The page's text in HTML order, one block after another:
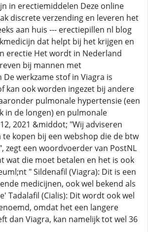
in erectiemiddelen Deze online
discrete verzending en leveren het
aan huis --- erectiepillen nl blog
dat helpt bij het krijgen en
erectie Het wordt in Nederland
bij mannen met
werkzame stof in Viagra is
kan ook worden ingezet bij andere
pulmonale hypertensie (een
in de longen) en pulmonale
2021 &middot; "Wij adviseren
kopen bij een webshop die de btw
zegt een woordvoerder van PostNL
wat die moet betalen en het is ook
" Sildenafil (Viagra): Dit is een
medicijnen, ook wel bekend als
Tadalafil (Cialis): Dit wordt ook wel
omdat het een langere
dan Viagra, kan namelijk tot wel 36